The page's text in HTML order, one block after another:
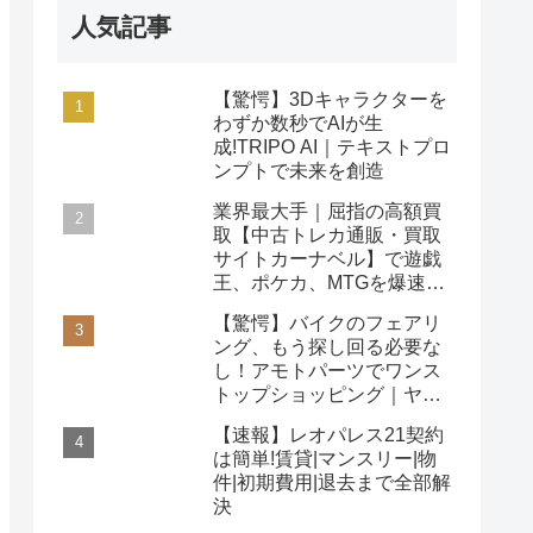
人気記事
【驚愕】3Dキャラクターを
わずか数秒でAIが生
成!TRIPO AI｜テキストプロ
ンプトで未来を創造
業界最大手｜屈指の高額買
取【中古トレカ通販・買取
サイトカーナベル】で遊戯
王、ポケカ、MTGを爆速査
【驚愕】バイクのフェアリ
ング、もう探し回る必要な
し！アモトパーツでワンス
トップショッピング｜ヤマ
【速報】レオパレス21契約
は簡単!賃貸|マンスリー|物
件|初期費用|退去まで全部解
決